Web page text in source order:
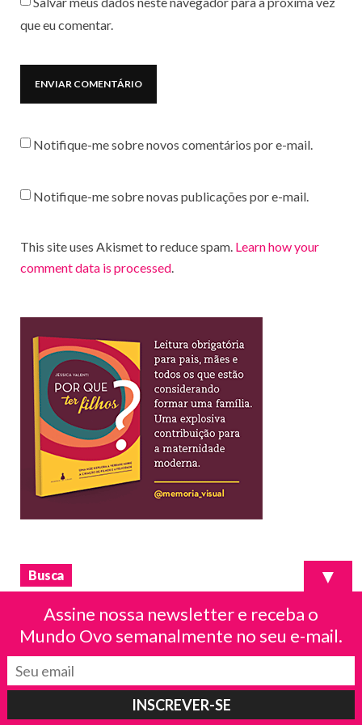
que eu comentar.
Notifique-me sobre novos comentários por e-mail.
Notifique-me sobre novas publicações por e-mail.
This site uses Akismet to reduce spam. Learn how your
comment data is processed.
Busca
Mais Lidos
▼
Assine nossa newsletter e receba o
Mundo Ovo semanalmente no seu e-mail.